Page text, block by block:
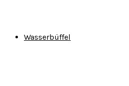
Wasserbüffel